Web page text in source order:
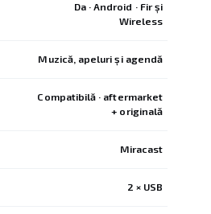
Da · Android · Fir și
Wireless
Muzică, apeluri și agendă
Compatibilă · aftermarket
+ originală
Miracast
2 × USB